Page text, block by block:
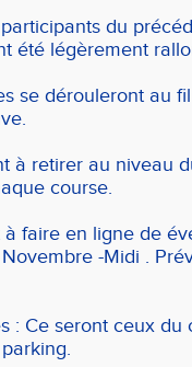
du
été légèrement
se dérouleront au
à retirer au niveau
course.
à faire en ligne de
-Midi .
: Ce seront ceux du